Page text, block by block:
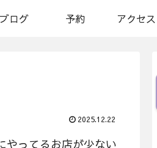
ブログ 予約 アクセス
2025.12.22
やってるお店が少ない